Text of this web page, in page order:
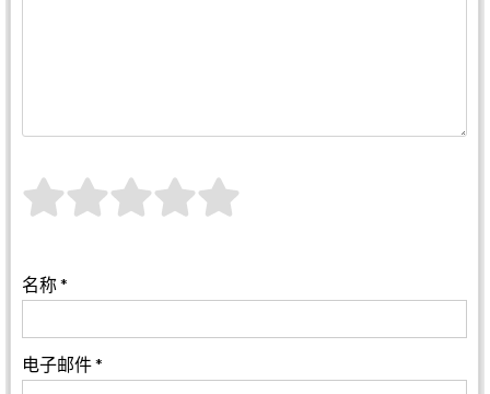
名称*
电子邮件*